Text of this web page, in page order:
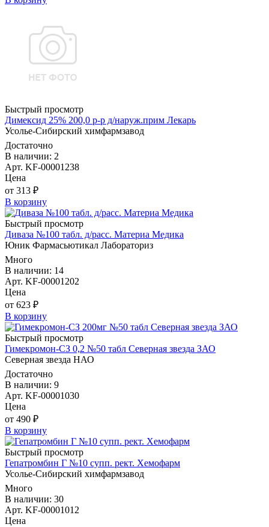
Быстрый просмотр
Димексид 25% 200,0 р-р д/наруж.прим Лекарь
Усолье-Сибирский химфармзавод
Достаточно
В наличии: 2
Арт. KF-00001238
Цена
от 313 ₽
В корзину
Быстрый просмотр
Диваза №100 табл. д/расс. Материа Медика
Юник Фармасьютикал Лабораториз
Много
В наличии: 14
Арт. KF-00001202
Цена
от 623 ₽
В корзину
Быстрый просмотр
Гимекромон-СЗ 0,2 №50 табл Северная звезда ЗАО
Северная звезда НАО
Достаточно
В наличии: 9
Арт. KF-00001030
Цена
от 490 ₽
В корзину
Быстрый просмотр
Гепатромбин Г №10 супп. рект. Хемофарм
Усолье-Сибирский химфармзавод
Много
В наличии: 30
Арт. KF-00001012
Цена